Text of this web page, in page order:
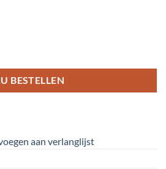
BESTELLEN
aan verlanglijst